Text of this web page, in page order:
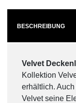
BESCHREIBUNG
Velvet
Kollektion
erhältlich.
Velvet seine